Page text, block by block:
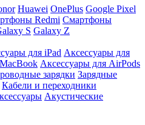
Huawei OnePlus Google Pixel
Redmi Смартфоны
S Galaxy Z
для iPad Аксессуары для
Аксессуары для AirPods
зарядки Зарядные
Кабели и переходники
Акустические